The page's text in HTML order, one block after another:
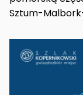
Sztum-